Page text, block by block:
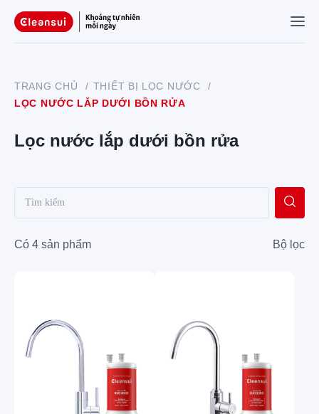
TRANG CHỦ / THIẾT BỊ LỌC NƯỚC
/
LỌC NƯỚC LẮP DƯỚI BỒN RỬA
Lọc nước lắp dưới bồn rửa
Có 4 sản phẩm Bộ lọc